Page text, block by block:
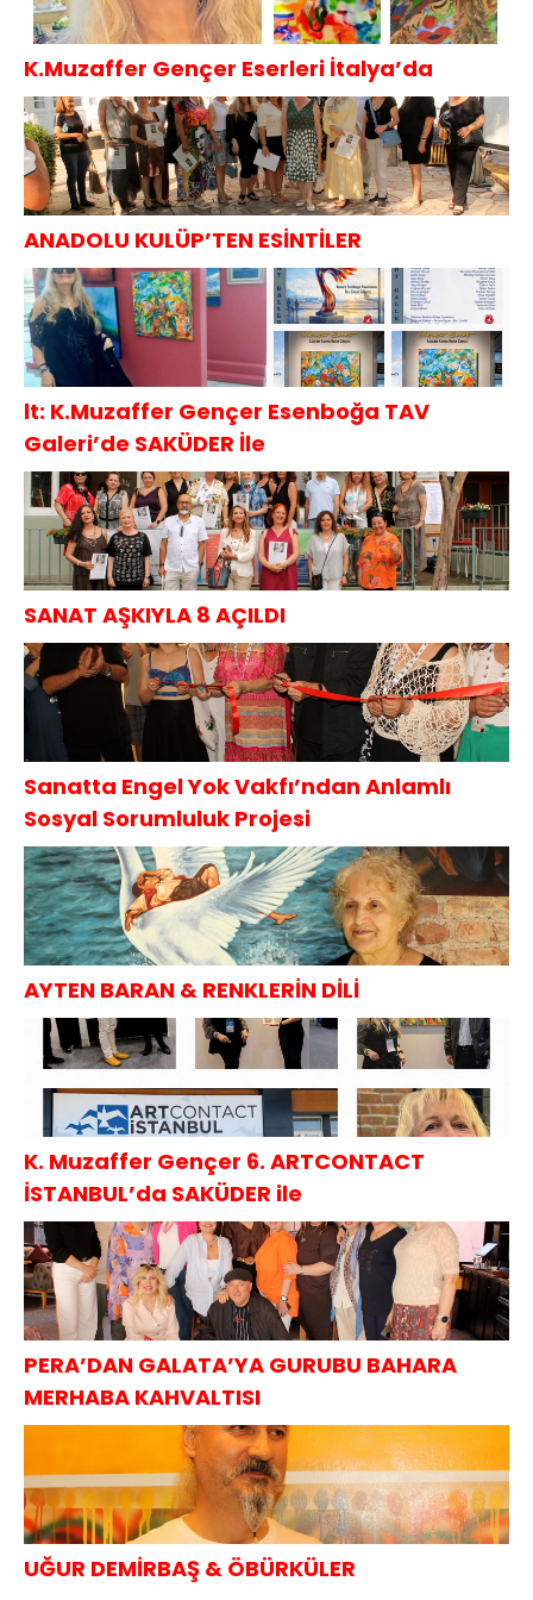
K.Muzaffer Gençer Eserleri İtalya’da
ANADOLU KULÜP’TEN ESİNTİLER
lt: K.Muzaffer Gençer Esenboğa TAV
Galeri’de SAKÜDER İle
SANAT AŞKIYLA 8 AÇILDI
Sanatta Engel Yok Vakfı’ndan Anlamlı
Sosyal Sorumluluk Projesi
AYTEN BARAN & RENKLERİN DİLİ
K. Muzaffer Gençer 6. ARTCONTACT
İSTANBUL’da SAKÜDER ile
PERA’DAN GALATA’YA GURUBU BAHARA
MERHABA KAHVALTISI
UĞUR DEMİRBAŞ & ÖBÜRKÜLER